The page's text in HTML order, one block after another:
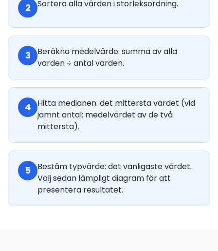
2 Sortera alla värden i storleksordning.
3
Beräkna medelvärde: summa av alla
värden ÷ antal värden.
4
Hitta medianen: det mittersta värdet (vid
jämnt antal: medelvärdet av de två
mittersta).
5
Bestäm typvärde: det vanligaste värdet.
Välj sedan lämpligt diagram för att
presentera resultatet.